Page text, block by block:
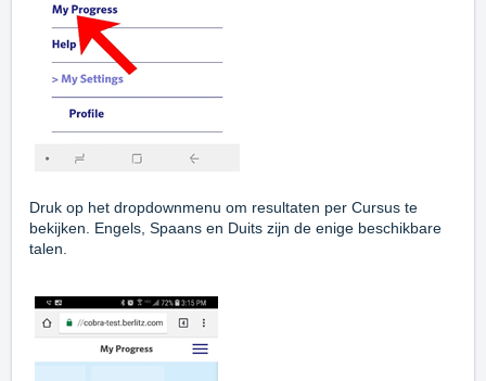
Druk op het dropdownmenu om resultaten per Cursus te
bekijken. Engels, Spaans en Duits zijn de enige beschikbare
talen.